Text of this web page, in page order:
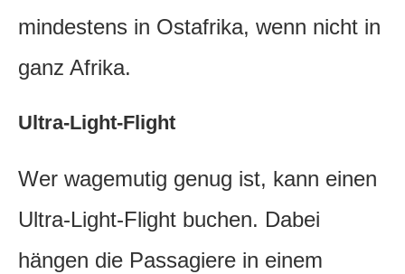
mindestens in Ostafrika, wenn nicht in
ganz Afrika.
Ultra-Light-Flight
Wer wagemutig genug ist, kann einen
Ultra-Light-Flight buchen. Dabei
hängen die Passagiere in einem